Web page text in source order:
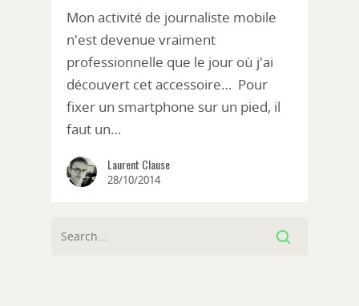
Mon activité de journaliste mobile
n'est devenue vraiment
professionnelle que le jour où j'ai
découvert cet accessoire… Pour
fixer un smartphone sur un pied, il
faut un…
Laurent Clause
28/10/2014